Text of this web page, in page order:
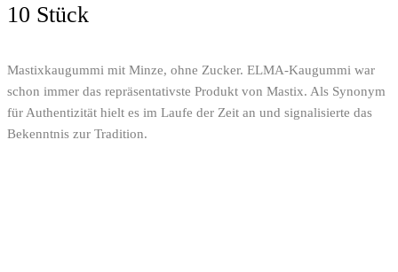
10 Stück
Mastixkaugummi mit Minze, ohne Zucker. ELMA-Kaugummi war
schon immer das repräsentativste Produkt von Mastix. Als Synonym
für Authentizität hielt es im Laufe der Zeit an und signalisierte das
Bekenntnis zur Tradition.